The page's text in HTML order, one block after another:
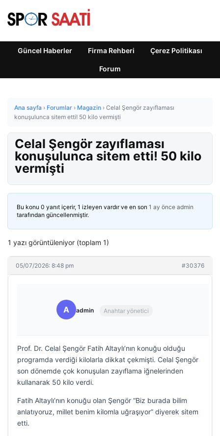
Güncel Haberler Firma Rehberi Çerez Politikası
Forum
Ana sayfa › Forumlar › Magazin › Celal Şengör zayıflaması
konuşulunca sitem etti! 50 kilo vermişti
Celal Şengör zayıflaması
konuşulunca sitem etti! 50 kilo
vermişti
Bu konu 0 yanıt içerir, 1 izleyen vardır ve en son 1 ay önce admin
tarafından güncellenmiştir.
1 yazı görüntüleniyor (toplam 1)
05/07/2026: 8:48 pm #30376
A admin Anahtar yönetici
Prof. Dr. Celal Şengör Fatih Altaylı’nın konuğu olduğu
programda verdiği kilolarla dikkat çekmişti. Celal Şengör
son dönemde çok konuşulan zayıflama iğnelerinden
kullanarak 50 kilo verdi.
Fatih Altaylı’nın konuğu olan Şengör “Biz burada bilim
anlatıyoruz, millet benim kilomla uğraşıyor” diyerek sitem
etti.